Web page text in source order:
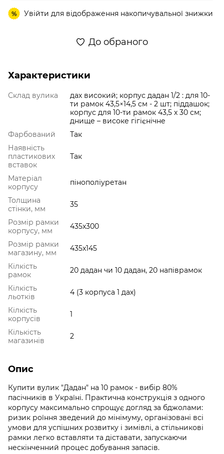
% Увійти для відображення накопичувальної знижки
До обраного
Характеристики
Склад вулика
дах високий; корпус дадан 1/2 : для 10-
ти рамок 43,5×14,5 cм - 2 шт; піддашок;
корпус для 10-ти рамок 43,5 х 30 см;
днище – високе гігієнічне
Фарбований
Так
Наявність
пластикових
вставок
Так
Матеріал
корпусу
пінополіуретан
Толщина
стінки, мм
35
Розмір рамки
корпусу, мм
435x300
Розмір рамки
магазину, мм
435x145
Кілкість
рамок
20 дадан чи 10 дадан, 20 напіврамок
Кілкість
льотків
4 (3 корпуса 1 дах)
Кілкість
корпусів
1
Кількість
магазинів
2
Опис
Купити вулик "Дадан" на 10 рамок - вибір 80%
пасічників в Україні. Практична конструкція з одного
корпусу максимально спрощує догляд за бджолами:
ризик роїння зведений до мінімуму, організовані всі
умови для успішних розвитку і зимівлі, а стільникові
рамки легко вставляти та діставати, запускаючи
нескінченний процес добування запасів.